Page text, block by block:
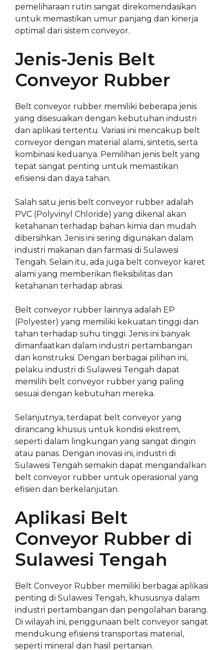
pemeliharaan rutin sangat direkomendasikan
untuk memastikan umur panjang dan kinerja
optimal dari sistem conveyor.
Jenis-Jenis Belt
Conveyor Rubber
Belt conveyor rubber memiliki beberapa jenis
yang disesuaikan dengan kebutuhan industri
dan aplikasi tertentu. Variasi ini mencakup belt
conveyor dengan material alami, sintetis, serta
kombinasi keduanya. Pemilihan jenis belt yang
tepat sangat penting untuk memastikan
efisiensi dan daya tahan.
Salah satu jenis belt conveyor rubber adalah
PVC (Polyvinyl Chloride) yang dikenal akan
ketahanan terhadap bahan kimia dan mudah
dibersihkan. Jenis ini sering digunakan dalam
industri makanan dan farmasi di Sulawesi
Tengah. Selain itu, ada juga belt conveyor karet
alami yang memberikan fleksibilitas dan
ketahanan terhadap abrasi.
Belt conveyor rubber lainnya adalah EP
(Polyester) yang memiliki kekuatan tinggi dan
tahan terhadap suhu tinggi. Jenis ini banyak
dimanfaatkan dalam industri pertambangan
dan konstruksi. Dengan berbagai pilihan ini,
pelaku industri di Sulawesi Tengah dapat
memilih belt conveyor rubber yang paling
sesuai dengan kebutuhan mereka.
Selanjutnya, terdapat belt conveyor yang
dirancang khusus untuk kondisi ekstrem,
seperti dalam lingkungan yang sangat dingin
atau panas. Dengan inovasi ini, industri di
Sulawesi Tengah semakin dapat mengandalkan
belt conveyor rubber untuk operasional yang
efisien dan berkelanjutan.
Aplikasi Belt
Conveyor Rubber di
Sulawesi Tengah
Belt Conveyor Rubber memiliki berbagai aplikasi
penting di Sulawesi Tengah, khususnya dalam
industri pertambangan dan pengolahan barang.
Di wilayah ini, penggunaan belt conveyor sangat
mendukung efisiensi transportasi material,
seperti mineral dan hasil pertanian.